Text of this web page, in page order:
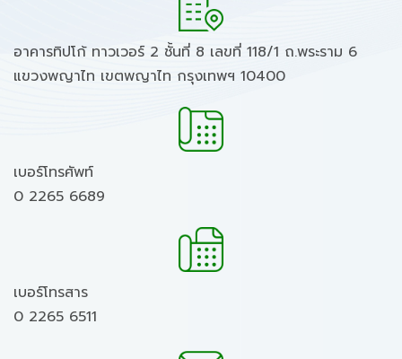
อาคารทิปโก้ ทาวเวอร์ 2 ชั้นที่ 8 เลขที่ 118/1 ถ.พระราม 6
แขวงพญาไท เขตพญาไท กรุงเทพฯ 10400
เบอร์โทรศัพท์
0 2265 6689
เบอร์โทรสาร
0 2265 6511